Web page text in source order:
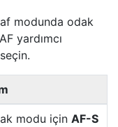
modunda odak
yardımcı
modu için AF-S